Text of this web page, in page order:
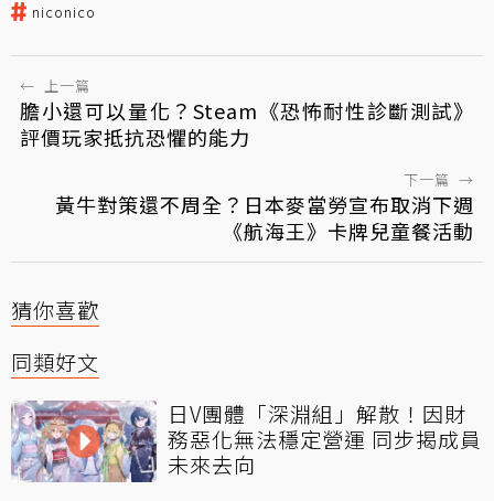
niconico
← 上一篇
膽小還可以量化？Steam《恐怖耐性診斷測試》
評價玩家抵抗恐懼的能力
下一篇 →
黃牛對策還不周全？日本麥當勞宣布取消下週
《航海王》卡牌兒童餐活動
猜你喜歡
同類好文
日V團體「深淵組」解散！因財
務惡化無法穩定營運 同步揭成員
未來去向